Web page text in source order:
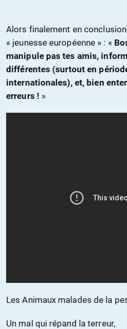
Alors finalement en
« jeunesse européenne » : «
manipule pas tes amis,
différentes (surtout en
internationales), et, bien
erreurs ! »
Les Animaux malades de la
Un mal qui répand la terreur,